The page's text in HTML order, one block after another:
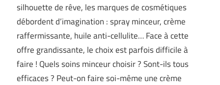
silhouette de rêve, les marques de cosmétiques
débordent d’imagination : spray minceur, crème
raffermissante, huile anti-cellulite… Face à cette
offre grandissante, le choix est parfois difficile à
faire ! Quels soins minceur choisir ? Sont-ils tous
efficaces ? Peut-on faire soi-même une crème